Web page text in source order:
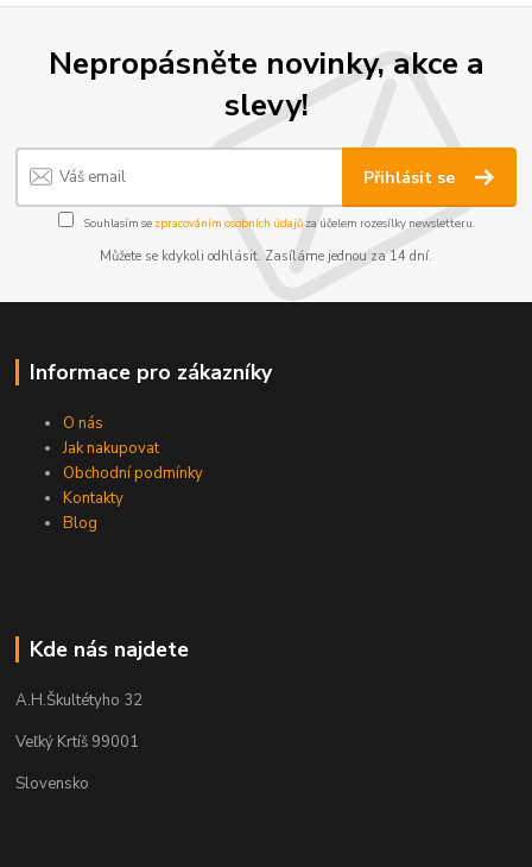
Nepropásněte novinky, akce a
slevy!
Přihlásit se
Souhlasím se zpracováním osobních údajůza účelem rozesílky newsletteru.
Můžete se kdykoli odhlásit. Zasíláme jednou za 14 dní.
Informace pro zákazníky
O nás
Jak nakupovat
Obchodní podmínky
Kontakty
Blog
Kde nás najdete
A.H.Škultétyho 32
Veľký Krtíš 99001
Slovensko